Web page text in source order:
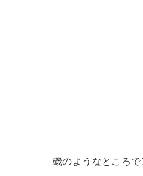
磯のようなところで